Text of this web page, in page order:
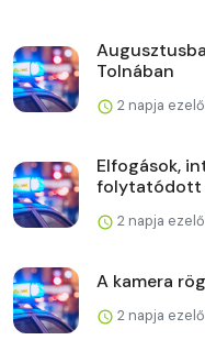
Tolnában
2 napja
Elfogások,
folytatódott
2 napja
A kamera
2 napja